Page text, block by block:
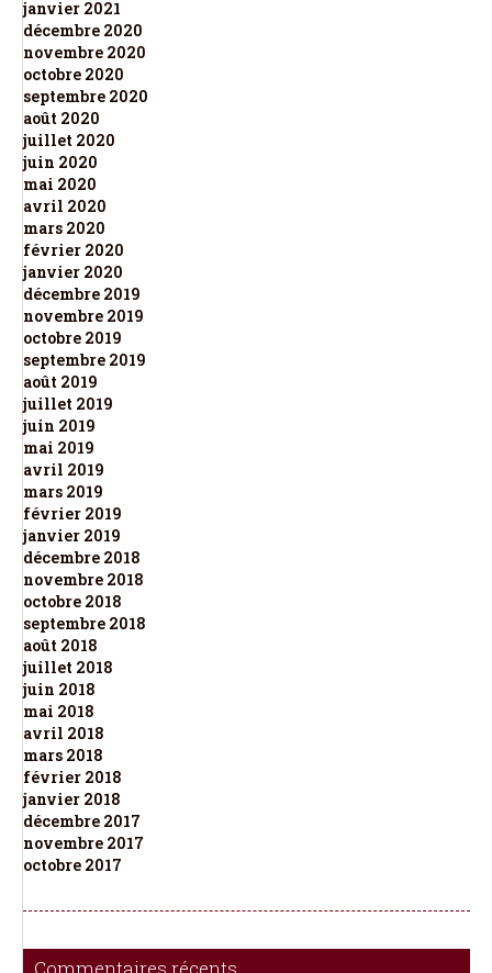
janvier 2021
décembre 2020
novembre 2020
octobre 2020
septembre 2020
août 2020
juillet 2020
juin 2020
mai 2020
avril 2020
mars 2020
février 2020
janvier 2020
décembre 2019
novembre 2019
octobre 2019
septembre 2019
août 2019
juillet 2019
juin 2019
mai 2019
avril 2019
mars 2019
février 2019
janvier 2019
décembre 2018
novembre 2018
octobre 2018
septembre 2018
août 2018
juillet 2018
juin 2018
mai 2018
avril 2018
mars 2018
février 2018
janvier 2018
décembre 2017
novembre 2017
octobre 2017